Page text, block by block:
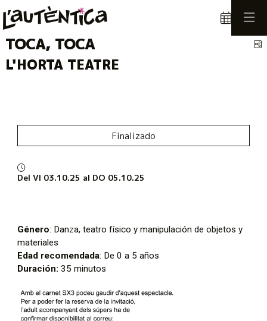
TOCA, TOCA
L'HORTA TEATRE
Finalizado
Del VI 03.10.25 al DO 05.10.25
Género: Danza, teatro físico y manipulación de objetos y
materiales
Edad recomendada: De 0 a 5 años
Duración:35 minutos